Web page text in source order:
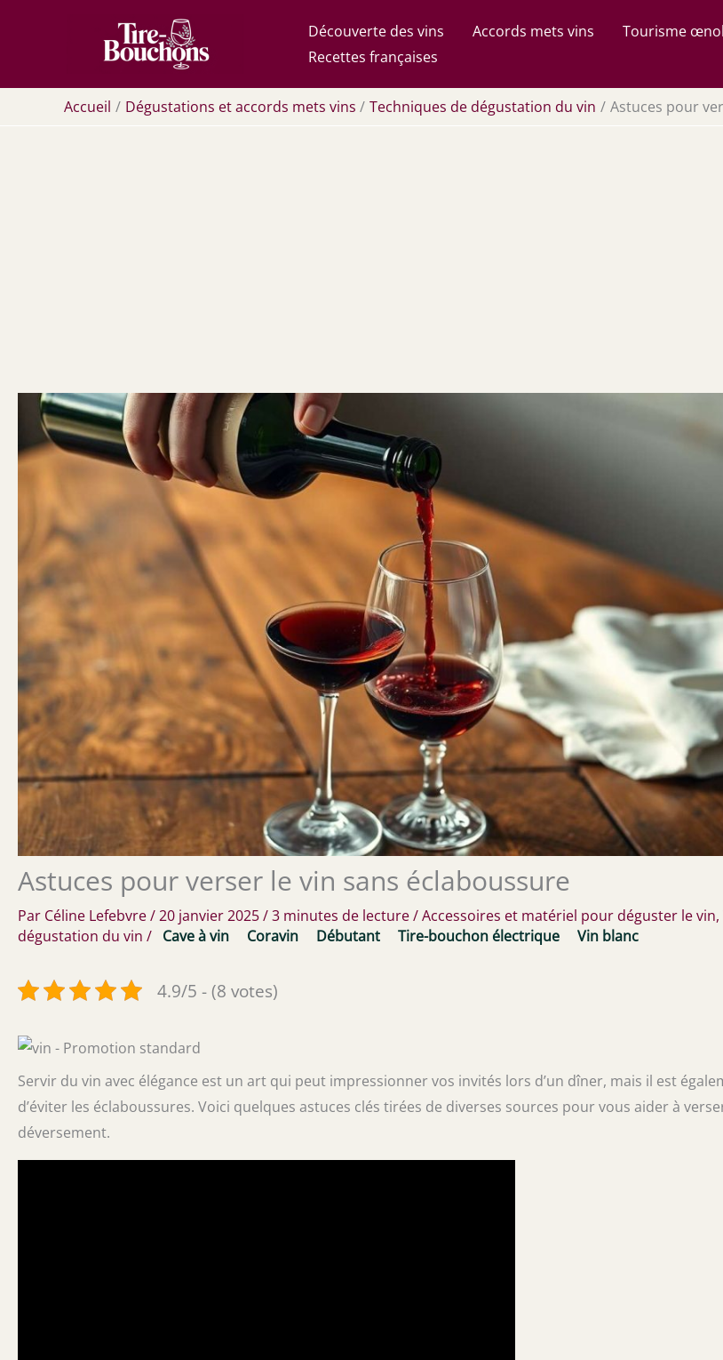
Découverte des vins Accords mets vins Tourisme
Recettes françaises
Accueil Dégustations et accords mets vins Techniques de dégustation du vin Astuces pour
Astuces pour verser le vin sans éclaboussure
Par Céline Lefebvre/20 janvier 2025/3 minutes de lecture/Accessoires et matériel pour déguster le vin,
dégustation du vin / Cave à vin Coravin Débutant Tire-bouchon électrique Vin blanc
4.9/5 - (8 votes)
Servir du vin avec élégance est un art qui peut impressionner vos invités lors d’un dîner, mais il est
d’éviter les éclaboussures. Voici quelques astuces clés tirées de diverses sources pour vous aider à
déversement.